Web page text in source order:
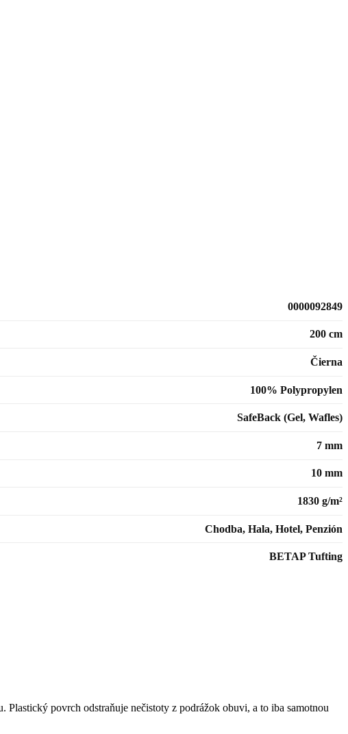
0000092849
200 cm
Čierna
100% Polypropylen
SafeBack (Gel, Wafles)
7 mm
10 mm
1830 g/m²
Chodba, Hala, Hotel, Penzión
BETAP Tufting
povrch odstraňuje nečistoty z podrážok obuvi, a to iba samotnou